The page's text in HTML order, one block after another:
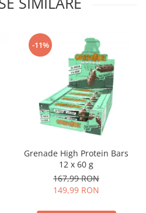
-11%
Grenade High Protein Bars
12 x 60 g
167,99 RON
149,99 RON